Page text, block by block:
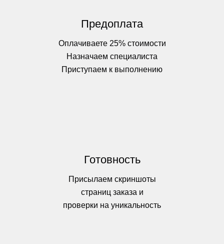
Предоплата
Оплачиваете 25% стоимости
Назначаем специалиста
Приступаем к выполнению
Готовность
Присылаем скриншоты
страниц заказа и
проверки на уникальность